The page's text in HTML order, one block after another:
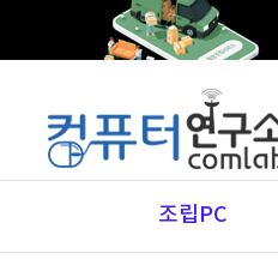
조립PC